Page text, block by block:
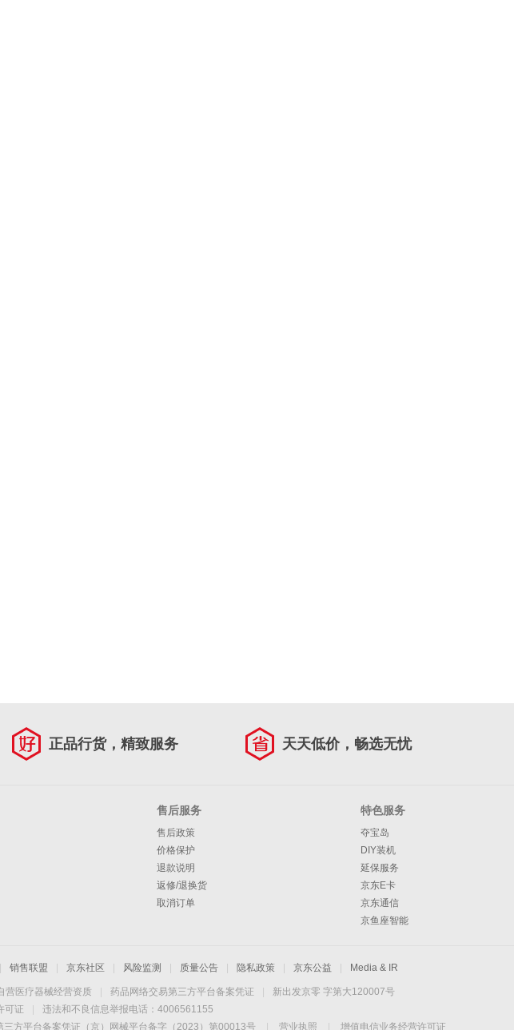
正品行货，精致服务 天天低价，畅选无忧
售后服务
售后政策
价格保护
退款说明
返修/退换货
取消订单
特色服务
夺宝岛
DIY装机
延保服务
京东E卡
京东通信
京鱼座智能
销售联盟 京东社区 风险监测 质量公告 隐私政策 京东公益 Media & IR
营医疗器械经营资质 药品网络交易第三方平台备案凭证
新出发京零 字第大120007号
可证
违法和不良信息举报电话：4006561155
三方平台备案凭证（京）网械平台备字（2023）第00013号 营业执照 增值电信业务经营许可证